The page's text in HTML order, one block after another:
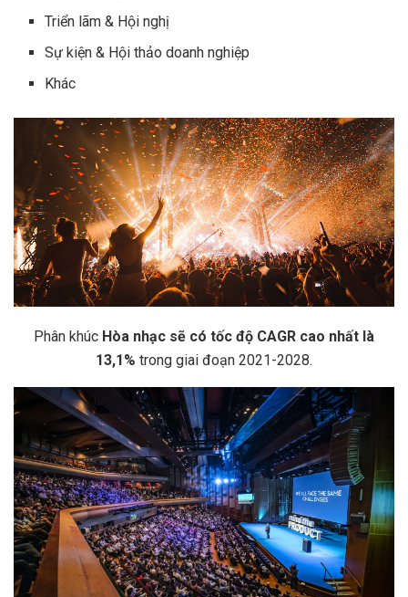
Triển lãm & Hội nghị
Sự kiện & Hội thảo doanh nghiệp
Khác
Phân khúc Hòa nhạc sẽ có tốc độ CAGR cao nhất là
13,1% trong giai đoạn 2021-2028.